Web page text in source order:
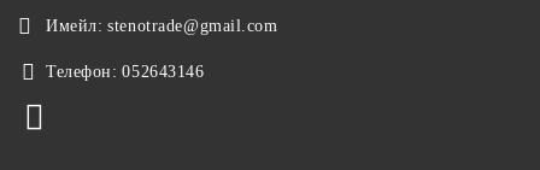
Имейл: stenotrade@gmail.com
Телефон: 052643146